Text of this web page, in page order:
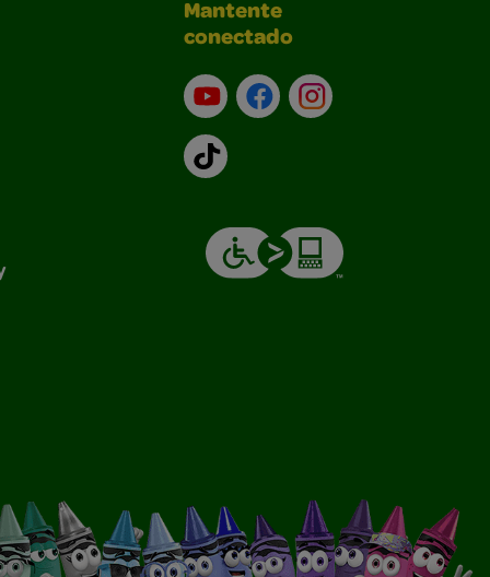
Mantente
conectado
YouTube (en inglés)
Facebook (en inglés)
Instagram (en
TikTok